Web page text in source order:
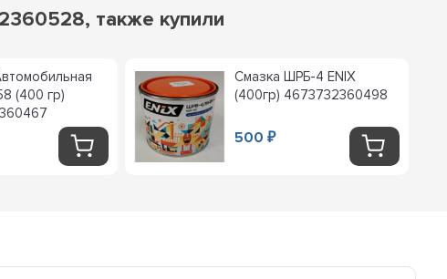
также купили
(400 гр)
Смазка ШРБ-4 ENIX
(400гр) 4673732360498
500₽